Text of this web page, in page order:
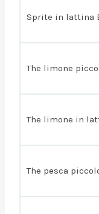
Sprite in lattina
The limone
The limone in
The pesca